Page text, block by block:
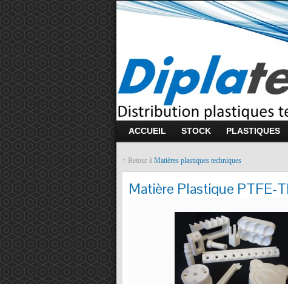
ACCUEIL STOCK PLASTIQUES
↑ Retour à Matières plastiques techniques
Matière Plastique PTFE-